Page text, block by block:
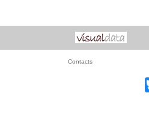
Contacts